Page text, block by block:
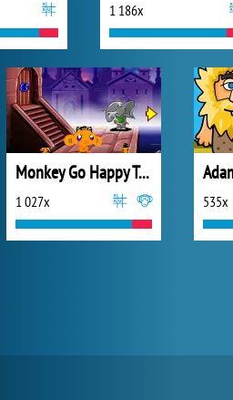
1 186x
Monkey Go Happy Talisman
1 027x 535x